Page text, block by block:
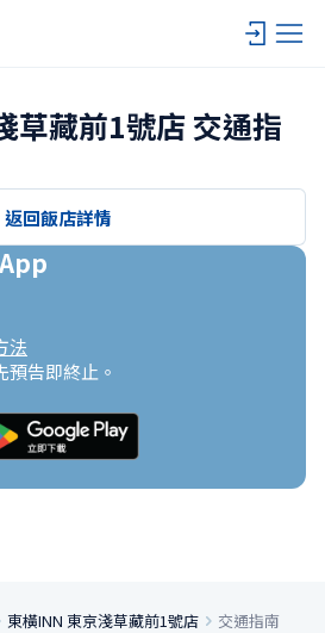
草藏前1號店 交通指
返回飯店詳情
法
告即終止。
東橫INN 東京淺草藏前1號店 交通指南